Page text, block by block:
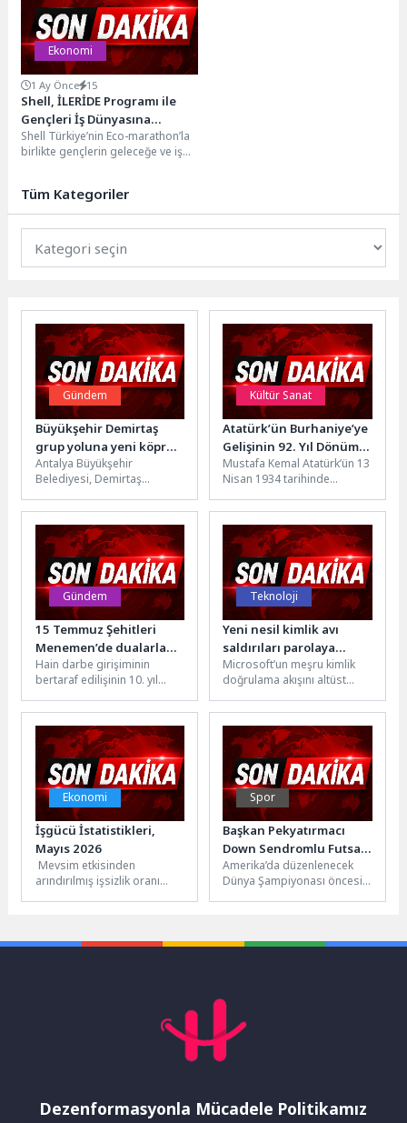
Ekonomi
1 Ay Önce 15
Shell, İLERİDE Programı ile
Gençleri İş Dünyasına
Hazırlamaya Devam Ediyor
Shell Türkiye’nin Eco-marathon’la
birlikte gençlerin geleceğe ve iş
sosyal...
Tüm Kategoriler
Gündem
Büyükşehir Demirtaş
grup yoluna yeni köprü
yapacak
Antalya Büyükşehir
Belediyesi, Demirtaş
ve Gazipaşa sakinlerinin
kullandığı grup yolu
üzerinde yer...
Kültür Sanat
Atatürk’ün Burhaniye’ye
Gelişinin 92. Yıl Dönümü
Törenle Anıldı
Mustafa Kemal Atatürk’ün 13
Nisan 1934 tarihinde
kapsamında Burhaniye’ye
gelişinin 92. yıl...
Gündem
15 Temmuz Şehitleri
Menemen’de dualarla
anıldı
Hain darbe girişiminin
bertaraf edilişinin 10. yıl
Yıldıztepe Şehitliği'nde tören
düzenlendi. Törende
konuşan...
Teknoloji
Yeni nesil kimlik avı
saldırıları parolaya
ihtiyaç duymuyor
Microsoft’un meşru kimlik
doğrulama akışını altüst
EvilTokens, saldırganların
parolaları çalmadan...
Ekonomi
İşgücü İstatistikleri,
Mayıs 2026
Mevsim etkisinden
arındırılmış işsizlik oranı
göre; 15 ve daha...
Spor
Başkan Pekyatırmacı
Down Sendromlu Futsal
Millî Takımı ile Bir Araya
Geldi
Amerika’da düzenlenecek
Dünya Şampiyonası öncesi
Takımı,...
Dezenformasyonla Mücadele Politikamız